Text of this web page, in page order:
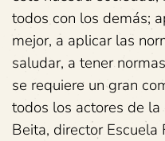
todos con los demás;
mejor, a aplicar las
saludar, a tener
se requiere un gran
todos los actores de la
Beita, director Escuela